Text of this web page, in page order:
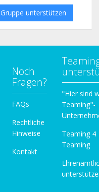
Gruppe unterstützen
Noch
Fragen?
FAQs
Rechtliche
Hinweise
Kontakt
"Hier sind
Teaming"-
Teaming 4
Teaming